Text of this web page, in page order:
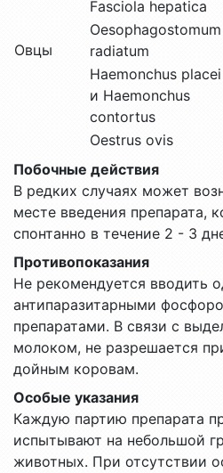
Овцы
Fasciola hepatica
Oesophagostomum
radiatum
Haemonchus placei
и Haemonchus
contortus
Oestrus ovis
Побочные действия
В редких случаях может
месте введения препарата,
спонтанно в течение 2 - 3
Противопоказания
Не рекомендуется вводить
антипаразитарными
препаратами. В связи с
молоком, не разрешается
дойным коровам.
Особые указания
Каждую партию препарата
испытывают на небольшой
животных. При отсутствии